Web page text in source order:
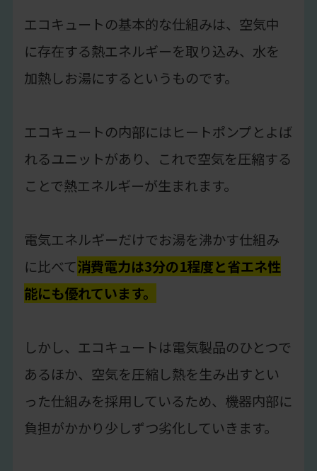
エコキュートの基本的な仕組みは、空気中
に存在する熱エネルギーを取り込み、水を
加熱しお湯にするというものです。
エコキュートの内部にはヒートポンプとよば
れるユニットがあり、これで空気を圧縮する
ことで熱エネルギーが生まれます。
電気エネルギーだけでお湯を沸かす仕組み
に比べて消費電力は3分の1程度と省エネ性
能にも優れています。
しかし、エコキュートは電気製品のひとつで
あるほか、空気を圧縮し熱を生み出すとい
った仕組みを採用しているため、機器内部に
負担がかかり少しずつ劣化していきます。